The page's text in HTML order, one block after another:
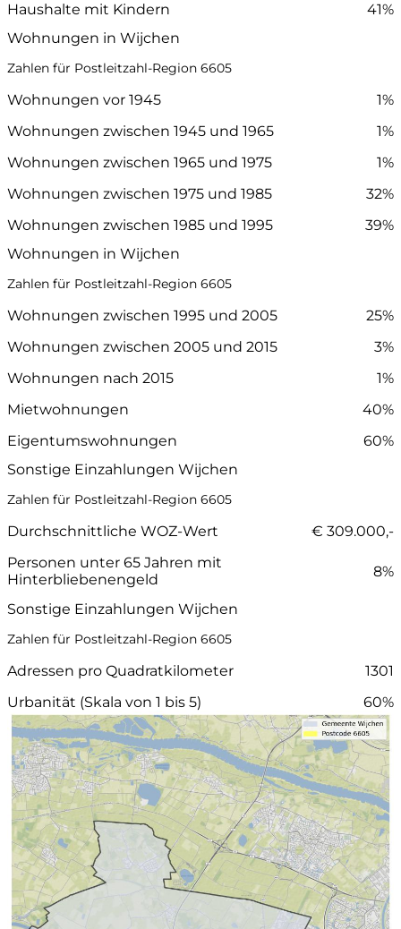
Haushalte mit Kindern
41%
Wohnungen in Wijchen
Zahlen für Postleitzahl-Region 6605
Wohnungen vor 1945
1%
Wohnungen zwischen 1945 und 1965
1%
Wohnungen zwischen 1965 und 1975
1%
Wohnungen zwischen 1975 und 1985
32%
Wohnungen zwischen 1985 und 1995
39%
Wohnungen in Wijchen
Zahlen für Postleitzahl-Region 6605
Wohnungen zwischen 1995 und 2005
25%
Wohnungen zwischen 2005 und 2015
3%
Wohnungen nach 2015
1%
Mietwohnungen
40%
Eigentumswohnungen
60%
Sonstige Einzahlungen Wijchen
Zahlen für Postleitzahl-Region 6605
Durchschnittliche WOZ-Wert
€ 309.000,-
Personen unter 65 Jahren mit
Hinterbliebenengeld
8%
Sonstige Einzahlungen Wijchen
Zahlen für Postleitzahl-Region 6605
Adressen pro Quadratkilometer
1301
Urbanität (Skala von 1 bis 5)
60%